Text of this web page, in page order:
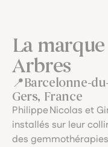
La
Arbres
Barcelonne-
Gers, France
Philippe Nicolas et
installés sur leur
des